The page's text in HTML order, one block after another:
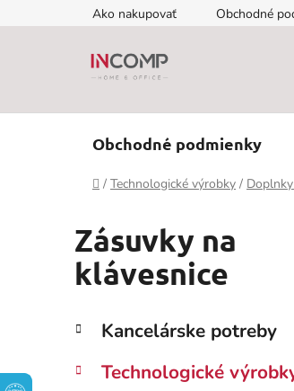
na
Ako nakupovať Obchodné
Obchodné podmienky
Domov
/ Technologické výrobky /
Zásuvky na
klávesnice
B
č
Preskočiť
kategórie
K
a
e
Kancelárske potreby
Technologické